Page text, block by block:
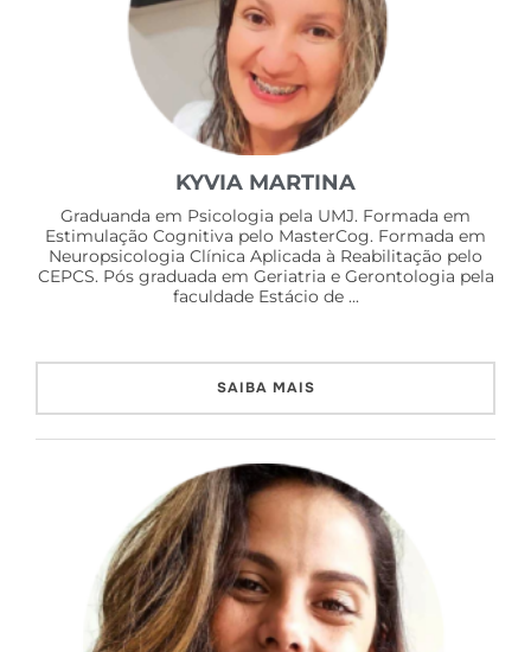
KYVIA MARTINA
Graduanda em Psicologia pela UMJ. Formada em
Estimulação Cognitiva pelo MasterCog. Formada em
Neuropsicologia Clínica Aplicada à Reabilitação pelo
CEPCS. Pós graduada em Geriatria e Gerontologia pela
faculdade Estácio de ...
SAIBA MAIS